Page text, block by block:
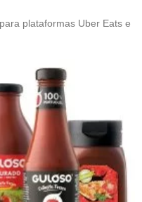
plataformas Uber Eats e